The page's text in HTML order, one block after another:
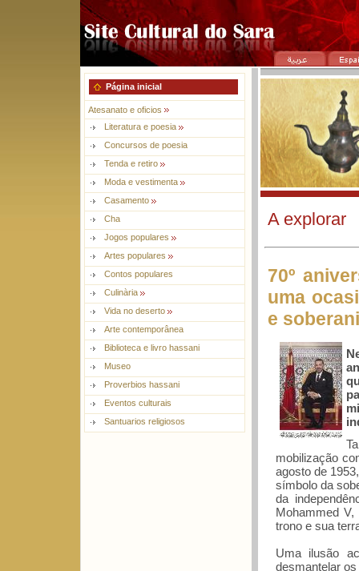
Página inicial
Atesanato e oficios
Literatura e poesia
Concursos de poesia
Tenda e retiro
Moda e vestimenta
Casamento
Cha
Jogos populares
Artes populares
Contos populares
Culinària
Vida no deserto
Arte contemporânea
Biblioteca e livro hassani
Museo
Proverbios hassani
Eventos culturais
Santuarios religiosos
A explorar
70º
uma
e
mobilização
agosto de
símbolo da
da
Mohammed
trono e sua
Uma ilusão
desmantelar